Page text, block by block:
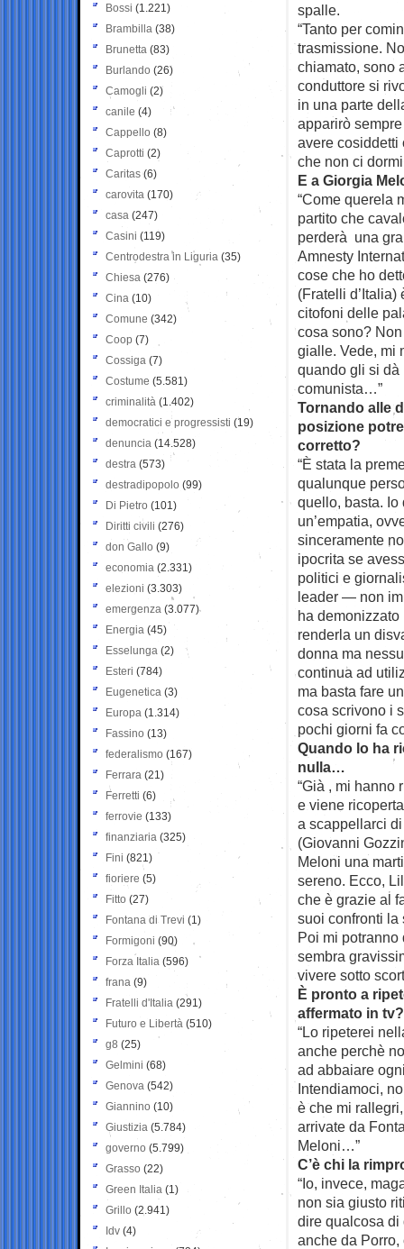
spalle.
“Tanto per
trasmissione.
chiamato, sono
conduttore si
in una parte
apparirò
avere cosiddetti
che non ci
E a Giorgia
“Come querela
partito che
perderà una
Amnesty
cose che ho
(Fratelli
citofoni delle
cosa sono?
gialle. Vede, mi
quando gli si dà
comunista…”
Tornando alle
posizione
corretto?
“È stata la
qualunque
quello, basta.
un’empatia,
sinceramente
ipocrita se
politici e
leader — non
ha
renderla un
donna ma
continua ad
ma basta fare
cosa scrivono i
pochi giorni fa
Quando lo ha
nulla…
“Già , mi hanno
e viene
a scappellarci
(Giovanni
Meloni una
sereno. Ecco,
che è grazie al
suoi confronti
Poi mi potranno
sembra
vivere sotto
È pronto a
affermato in tv?
“Lo ripeterei
anche perchè
ad abbaiare
Intendiamoci,
è che mi
arrivate da
Meloni…”
C’è chi la
“Io, invece,
non sia giusto
dire qualcosa di
anche da Porro,
Bossi (1.221)
Brambilla (38)
Brunetta (83)
Burlando (26)
Camogli (2)
canile (4)
Cappello (8)
Caprotti (2)
Caritas (6)
carovita (170)
casa (247)
Casini (119)
Centrodestra in Liguria (35)
Chiesa (276)
Cina (10)
Comune (342)
Coop (7)
Cossiga (7)
Costume (5.581)
criminalità (1.402)
democratici e progressisti (19)
denuncia (14.528)
destra (573)
destradipopolo (99)
Di Pietro (101)
Diritti civili (276)
don Gallo (9)
economia (2.331)
elezioni (3.303)
emergenza (3.077)
Energia (45)
Esselunga (2)
Esteri (784)
Eugenetica (3)
Europa (1.314)
Fassino (13)
federalismo (167)
Ferrara (21)
Ferretti (6)
ferrovie (133)
finanziaria (325)
Fini (821)
fioriere (5)
Fitto (27)
Fontana di Trevi (1)
Formigoni (90)
Forza Italia (596)
frana (9)
Fratelli d'Italia (291)
Futuro e Libertà (510)
g8 (25)
Gelmini (68)
Genova (542)
Giannino (10)
Giustizia (5.784)
governo (5.799)
Grasso (22)
Green Italia (1)
Grillo (2.941)
Idv (4)